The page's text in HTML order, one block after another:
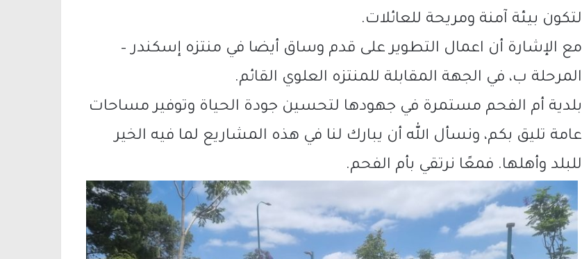
لتكون بيئة آمنة ومريحة للعائلات.
مع الإشارة أن اعمال التطوير على قدم وساق أيضا في منتزه إسكندر –
المرحلة ب، في الجهة المقابلة للمنتزه العلوي القائم.
بلدية أم الفحم مستمرة في جهودها لتحسين جودة الحياة وتوفير مساحات
عامة تليق بكم، ونسأل الله أن يبارك لنا في هذه المشاريع لما فيه الخير
للبلد وأهلها. فمعًا نرتقي بأم الفحم.